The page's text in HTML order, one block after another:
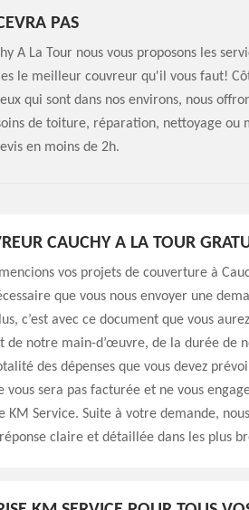
PAS
A La Tour nous vous proposons les
le meilleur couvreur qu'il vous faut!
qui sont dans nos environs, nous
de toiture, réparation, nettoyage ou
en moins de 2h.
CAUCHY A LA TOUR
vos projets de couverture à
que vous nous envoyer une
c’est avec ce document que vous aurez
de notre main-d’œuvre, de la durée de
des dépenses que vous devez
vous sera pas facturée et ne vous
KM Service. Suite à votre demande,
claire et détaillée dans les plus